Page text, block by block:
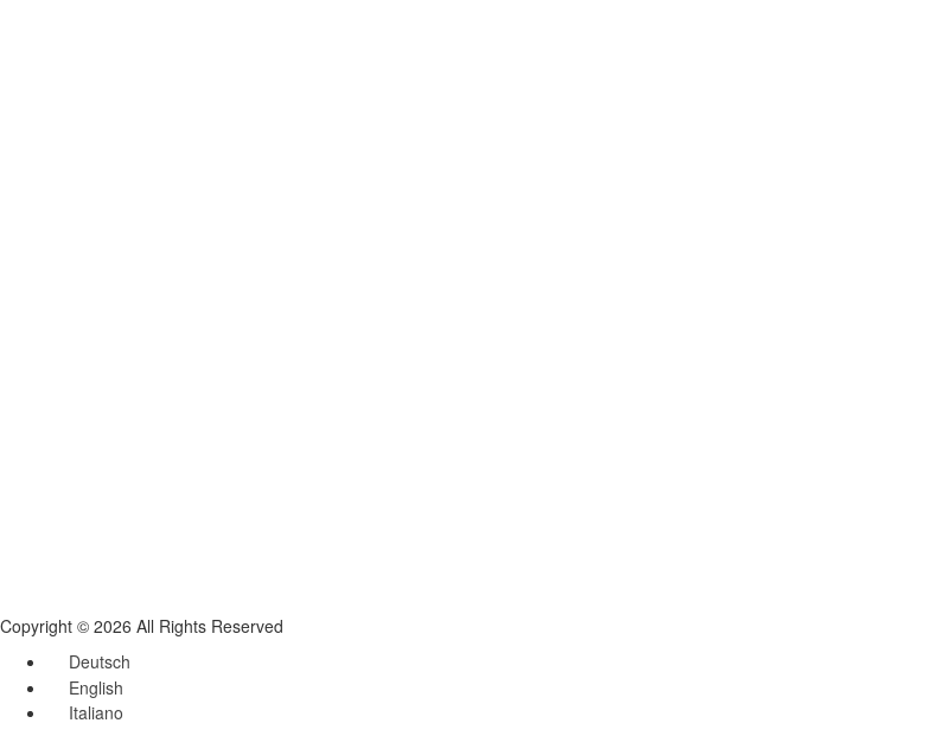
Copyright © 2026 All Rights Reserved
Deutsch
English
Italiano